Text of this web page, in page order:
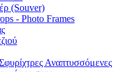
(Souver)
- Photo Frames
Αναπτυσσόμενες